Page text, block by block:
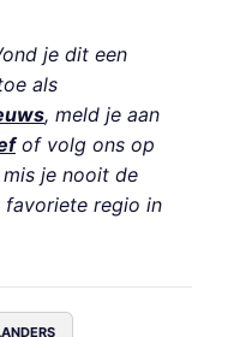
je dit een
als
, meld je aan
of volg ons op
je nooit de
favoriete regio in